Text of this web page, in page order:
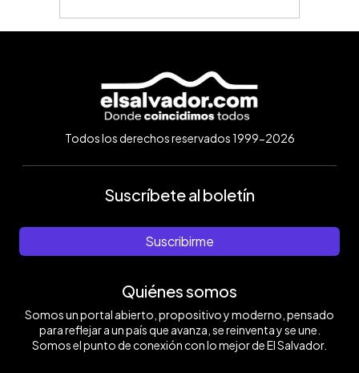
Todos los derechos reservados 1999-2026
Suscríbete al boletín
Suscribirme
Quiénes somos
Somos un portal abierto, propositivo y moderno, pensado
para reflejar a un país que avanza, se reinventa y se une.
Somos el punto de conexión con lo mejor de El Salvador.